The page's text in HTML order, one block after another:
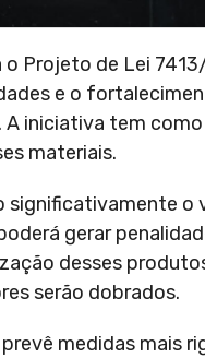
Projeto de Lei
e o
A iniciativa tem
materiais.
significativamente
gerar
desses
serão dobrados.
medidas mais